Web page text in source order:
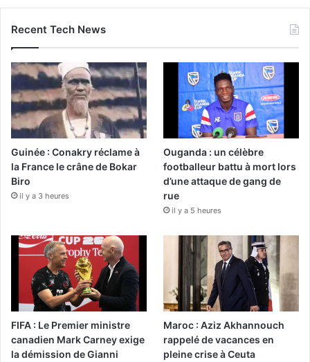
Recent Tech News
Guinée : Conakry réclame à
la France le crâne de Bokar
Biro
il y a 3 heures
Ouganda : un célèbre
footballeur battu à mort lors
d’une attaque de gang de
rue
il y a 5 heures
FIFA : Le Premier ministre
canadien Mark Carney exige
la démission de Gianni
Maroc : Aziz Akhannouch
rappelé de vacances en
pleine crise à Ceuta